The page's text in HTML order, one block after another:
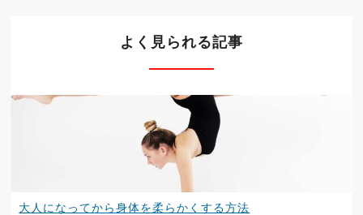
よく見られる記事
大人になってから身体を柔らかくする方法